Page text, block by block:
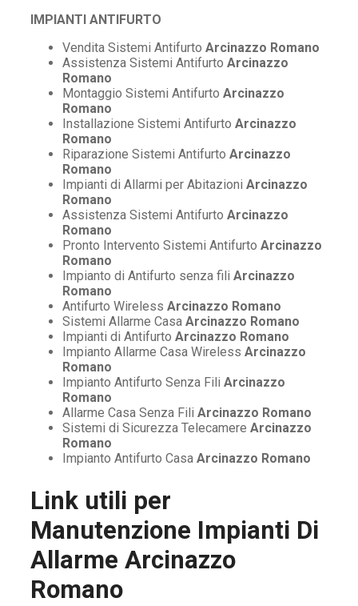
IMPIANTI ANTIFURTO
Vendita Sistemi Antifurto Arcinazzo Romano
Assistenza Sistemi Antifurto Arcinazzo
Romano
Montaggio Sistemi Antifurto Arcinazzo
Romano
Installazione Sistemi Antifurto Arcinazzo
Romano
Riparazione Sistemi Antifurto Arcinazzo
Romano
Impianti di Allarmi per Abitazioni Arcinazzo
Romano
Assistenza Sistemi Antifurto Arcinazzo
Romano
Pronto Intervento Sistemi Antifurto Arcinazzo
Romano
Impianto di Antifurto senza fili Arcinazzo
Romano
Antifurto Wireless Arcinazzo Romano
Sistemi Allarme Casa Arcinazzo Romano
Impianti di Antifurto Arcinazzo Romano
Impianto Allarme Casa Wireless Arcinazzo
Romano
Impianto Antifurto Senza Fili Arcinazzo
Romano
Allarme Casa Senza Fili Arcinazzo Romano
Sistemi di Sicurezza Telecamere Arcinazzo
Romano
Impianto Antifurto Casa Arcinazzo Romano
Link utili per
Manutenzione Impianti Di
Allarme Arcinazzo
Romano